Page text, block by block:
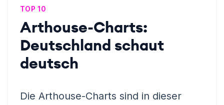
TOP 10
Arthouse-Charts:
Deutschland schaut
deutsch
Die Arthouse-Charts sind in dieser